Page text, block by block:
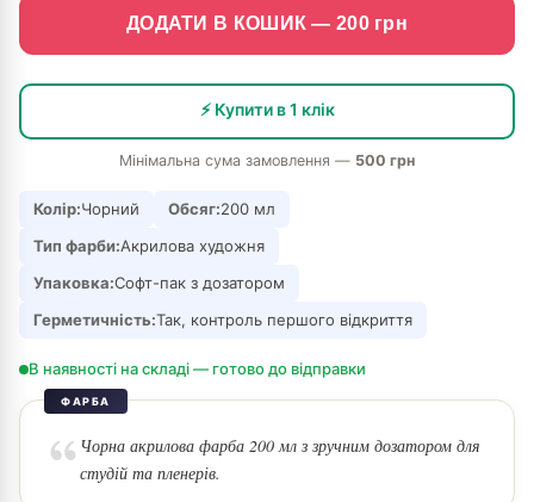
ДОДАТИ В КОШИК — 200грн
⚡ Купити в 1 клік
Мінімальна сума замовлення — 500 грн
Колір:Чорний Обсяг:200 мл
Тип фарби:Акрилова художня
Упаковка:Софт-пак з дозатором
Герметичність:Так, контроль першого відкриття
В наявності на складі — готово до відправки
ФАРБА
Чорна акрилова фарба 200 мл з зручним дозатором для
студій та пленерів.